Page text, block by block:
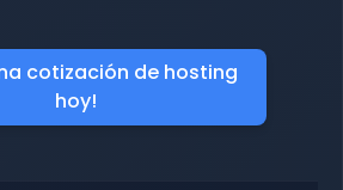
cotización de hosting
hoy!